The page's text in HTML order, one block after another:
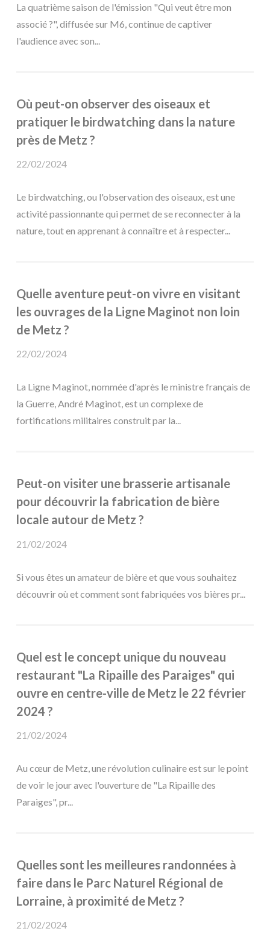
La quatrième saison de l'émission "Qui veut être mon
associé ?", diffusée sur M6, continue de captiver
l'audience avec son...
Où peut-on observer des oiseaux et
pratiquer le birdwatching dans la nature
près de Metz ?
22/02/2024
Le birdwatching, ou l'observation des oiseaux, est une
activité passionnante qui permet de se reconnecter à la
nature, tout en apprenant à connaître et à respecter...
Quelle aventure peut-on vivre en visitant
les ouvrages de la Ligne Maginot non loin
de Metz ?
22/02/2024
La Ligne Maginot, nommée d'après le ministre français de
la Guerre, André Maginot, est un complexe de
fortifications militaires construit par la...
Peut-on visiter une brasserie artisanale
pour découvrir la fabrication de bière
locale autour de Metz ?
21/02/2024
Si vous êtes un amateur de bière et que vous souhaitez
découvrir où et comment sont fabriquées vos bières pr...
Quel est le concept unique du nouveau
restaurant "La Ripaille des Paraiges" qui
ouvre en centre-ville de Metz le 22 février
2024 ?
21/02/2024
Au cœur de Metz, une révolution culinaire est sur le point
de voir le jour avec l'ouverture de "La Ripaille des
Paraiges", pr...
Quelles sont les meilleures randonnées à
faire dans le Parc Naturel Régional de
Lorraine, à proximité de Metz ?
21/02/2024